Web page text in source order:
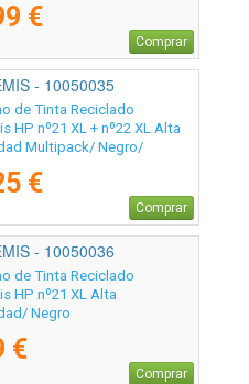
€
Comprar
- 10050035
de Tinta Reciclado
HP nº21 XL + nº22 XL Alta
Multipack/ Negro/
€
Comprar
- 10050036
de Tinta Reciclado
HP nº21 XL Alta
Negro
€
Comprar